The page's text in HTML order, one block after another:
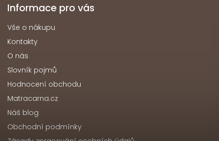
Informace pro vás
Vše o nákupu
Kontakty
O nás
Slovník pojmů
Hodnocení obchodu
Matracarna.cz
Náš blog
Obchodní podmínky